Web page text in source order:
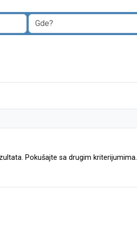
Pokušajte sa drugim kriterijumima.